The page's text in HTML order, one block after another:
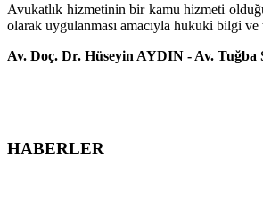
Avukatlık hizmetinin bir kamu hizmeti
olarak uygulanması amacıyla hukuki bilgi
Av. Doç. Dr. Hüseyin AYDIN - Av.
HABERLER